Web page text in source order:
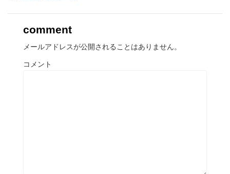
comment
メールアドレスが公開されることはありません。
コメント